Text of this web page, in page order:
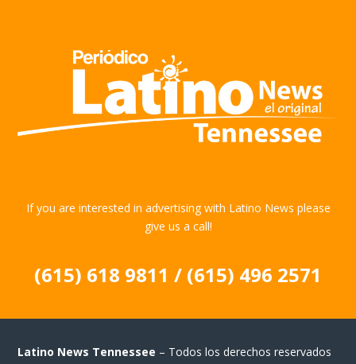
If you are interested in advertising with Latino News please
give us a call!
(615) 618 9811 / (615) 496 2571
Latino News Tennessee – Todos los derechos reservados